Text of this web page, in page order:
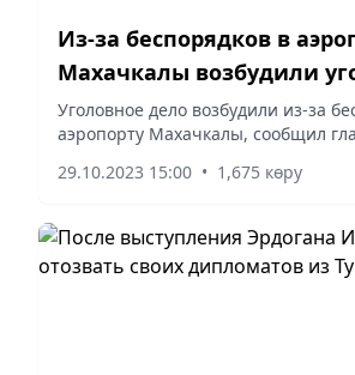
Из-за беспорядков в
Махачкалы возбудили
дело
Уголовное дело возбудили из-за
аэропорту Махачкалы, сообщил
29.10.2023 15:00 • 1,675 көру